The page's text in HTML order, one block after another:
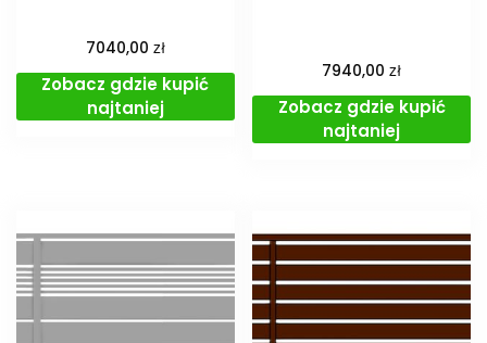
7040,00 zł
Zobacz gdzie kupić
najtaniej
7940,00zł
Zobacz gdzie kupić
najtaniej